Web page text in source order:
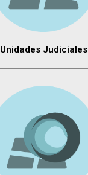
Unidades Judiciales